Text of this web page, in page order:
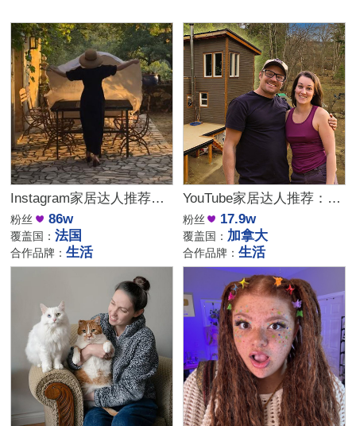
Instagram家居达人推荐：法国庄园生活博主，高端品牌合作优选
粉丝 86w
覆盖国：法国
合作品牌：生活
YouTube家居达人推荐：加拿大DIY建筑生活kol博主
粉丝 17.9w
覆盖国： 加拿大
合作品牌：生活